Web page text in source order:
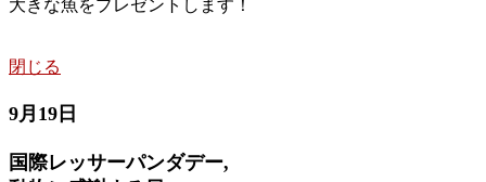
大きな魚をプレゼントします！
閉じる
9月19日
国際レッサーパンダデー,